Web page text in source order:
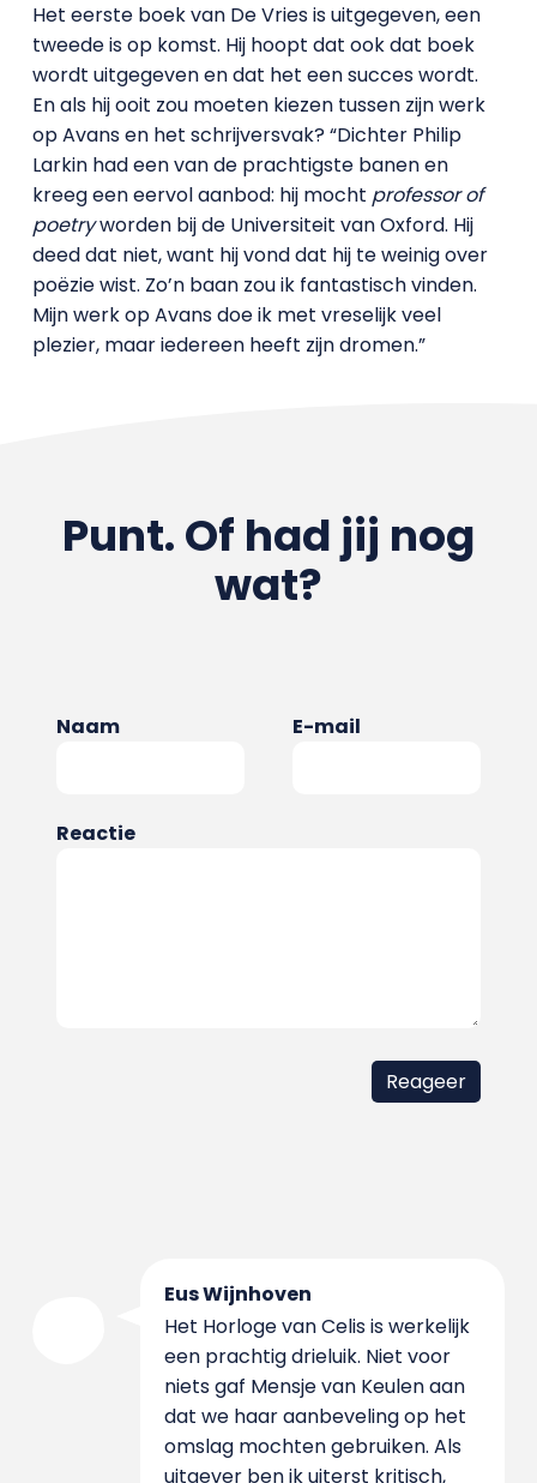
Het eerste boek van De Vries is uitgegeven, een
tweede is op komst. Hij hoopt dat ook dat boek
wordt uitgegeven en dat het een succes wordt.
En als hij ooit zou moeten kiezen tussen zijn werk
op Avans en het schrijversvak? “Dichter Philip
Larkin had een van de prachtigste banen en
kreeg een eervol aanbod: hij mocht professor of
poetryworden bij de Universiteit van Oxford. Hij
deed dat niet, want hij vond dat hij te weinig over
poëzie wist. Zo’n baan zou ik fantastisch vinden.
Mijn werk op Avans doe ik met vreselijk veel
plezier, maar iedereen heeft zijn dromen.”
Punt. Of had jij nog
wat?
Naam E-mail
Reactie
Eus Wijnhoven
Het Horloge van Celis is werkelijk
een prachtig drieluik. Niet voor
niets gaf Mensje van Keulen aan
dat we haar aanbeveling op het
omslag mochten gebruiken. Als
uitgever ben ik uiterst kritisch,